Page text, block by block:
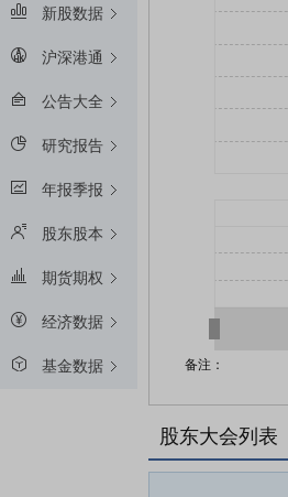
新股数据
沪深港通
公告大全
研究报告
年报季报
股东股本
期货期权
经济数据
基金数据 备注：
股东大会列表